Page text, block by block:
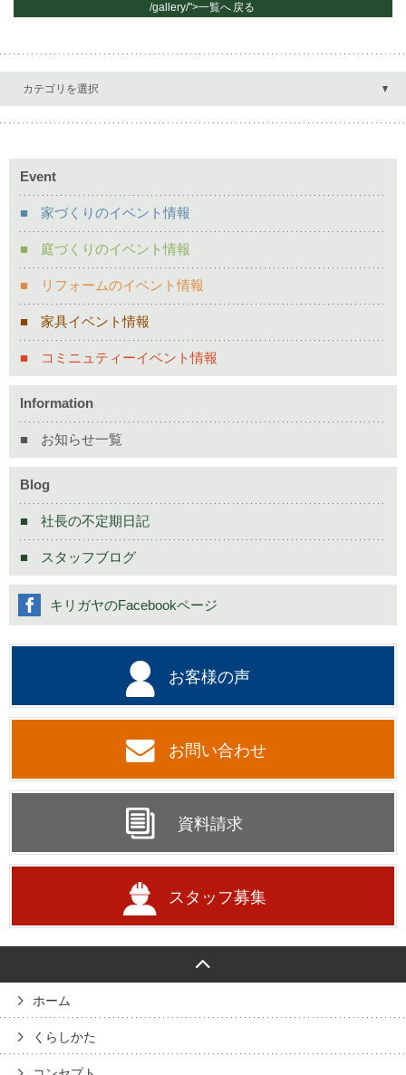
/gallery/">一覧へ 戻る
カテゴリを選択
Event
家づくりのイベント情報
庭づくりのイベント情報
リフォームのイベント情報
家具イベント情報
コミニュティーイベント情報
Information
お知らせ一覧
Blog
社長の不定期日記
スタッフブログ
お客様の声
お問い合わせ
資料請求
スタッフ募集
キリガヤのFacebookページ
ホーム
くらしかた